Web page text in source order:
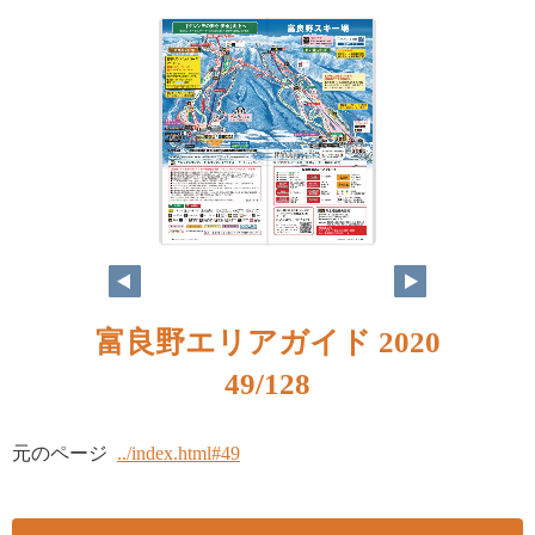
富良野エリアガイド 2020
49/128
元のページ ../index.html#49